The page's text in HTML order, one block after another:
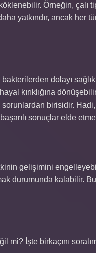
Örneğin, çalı
yatkındır, ancak her
dolayı
kırıklığına
sorunlardan birisidir.
sonuçlar elde
gelişimini
durumunda kalabilir.
mi? İşte birkaçını